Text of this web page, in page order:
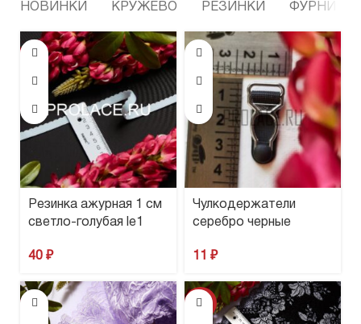
Каталог
НОВИНКИ КРУЖЕВО РЕЗИНКИ
Резинка ажурная 1 см
светло-голубая le1
40 ₽
Чулкодержатели
серебро черные
11 ₽